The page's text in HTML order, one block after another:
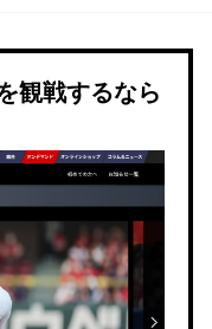
観戦するなら